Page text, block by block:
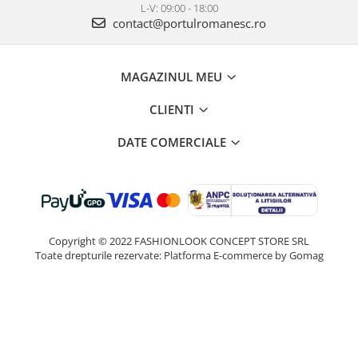
L-V: 09:00 - 18:00
contact@portulromanesc.ro
MAGAZINUL MEU
CLIENTI
DATE COMERCIALE
Copyright © 2022 FASHIONLOOK CONCEPT STORE SRL
Toate drepturile rezervate: Platforma E-commerce by Gomag